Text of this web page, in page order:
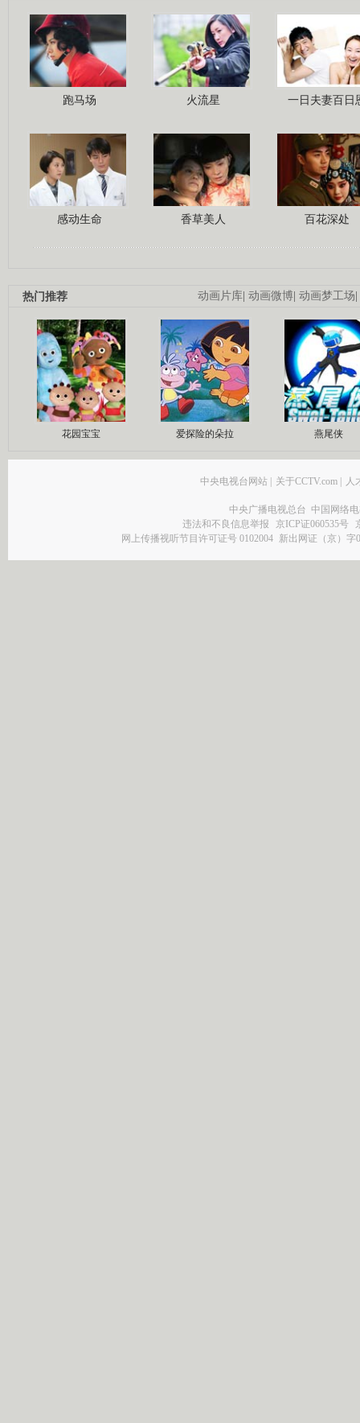
跑马场 火流星 一日夫妻百日
感动生命 香草美人 百花深处
动画片库| 动画微博| 动画梦工场|
热门推荐
花园宝宝 爱探险的朵拉 燕尾侠
中央电视台网站 | 关于CCTV.com | 人
中央广播电视总台 中国网络
违法和不良信息举报
京ICP证060535号
网上传播视听节目许可证号 0102004 新出网证（京）